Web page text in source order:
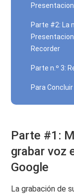
Parte #2: La
Recorder
Parte n.º 3:
Para Concluir
Parte #1:
grabar voz
Google
La grabación de